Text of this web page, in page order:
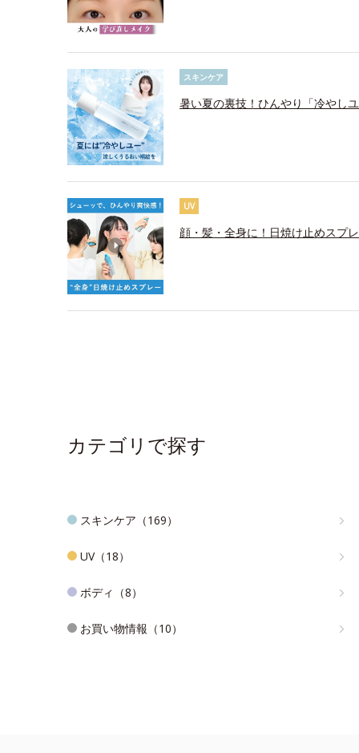
スキンケア
暑い夏の裏技！ひんやり「冷やし
UV
顔・髪・全身に！日焼け止めスプ
カテゴリで探す
スキンケア（169）
UV（18）
ボディ（8）
お買い物情報（10）